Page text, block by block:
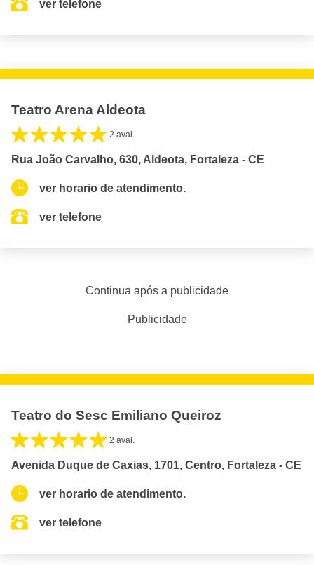
ver telefone
Teatro Arena Aldeota
2 aval.
Rua João Carvalho, 630, Aldeota, Fortaleza - CE
ver horario de atendimento.
ver telefone
Continua após a publicidade
Publicidade
Teatro do Sesc Emiliano Queiroz
2 aval.
Avenida Duque de Caxias, 1701, Centro, Fortaleza - CE
ver horario de atendimento.
ver telefone